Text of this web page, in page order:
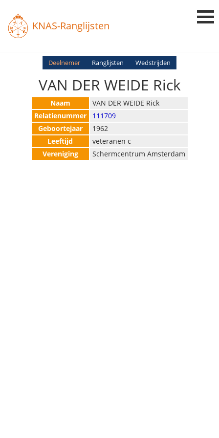
KNAS-Ranglijsten
Login
Ranglijsten
Uitslagen
Deelnemer Ranglijsten Wedstrijden
VAN DER WEIDE Rick
Naam
VAN DER WEIDE Rick
Relatienummer
111709
Geboortejaar
1962
Leeftijd
veteranen c
Vereniging
Schermcentrum Amsterdam